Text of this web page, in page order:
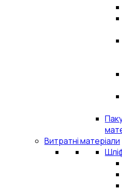
Витратні матеріали